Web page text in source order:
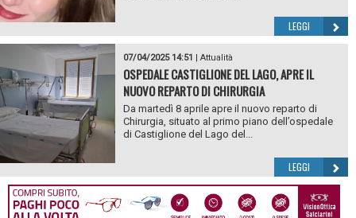
LEGGI
07/04/2025 14:51 | Attualità
OSPEDALE CASTIGLIONE DEL LAGO, APRE IL
NUOVO REPARTO DI CHIRURGIA
Da martedì 8 aprile apre il nuovo reparto di
Chirurgia, situato al primo piano dell’ospedale
di Castiglione del Lago del...
LEGGI